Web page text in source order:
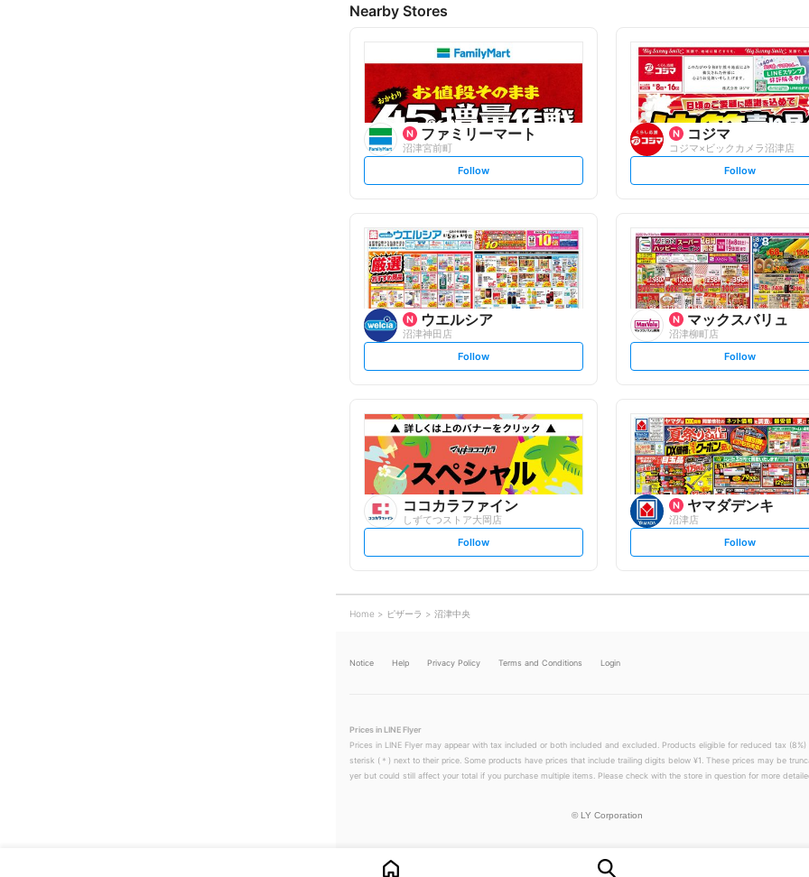
Nearby Stores
ファミリーマート
沼津宮前町
s
t
l
o
w
Follow
コジマ
コジマ×ビックカメラ沼津店
s
t
o
w
Follow
ウエルシア
沼津神田店
s
t
l
o
w
Follow
マックスバリュ
沼津柳町店
s
t
l
o
w
Follow
ココカラファイン
しずてつストア大岡店
s
t
o
w
Follow
ヤマダデンキ
沼津店
s
t
Follow
Home ピザーラ 沼津中央
Notice Help Privacy Policy Terms and Conditions Login
Prices in LINE Flyer
Prices in LINE Flyer may appear with tax included or both included and excluded. Products eligible for reduced tax (8%)
sterisk (＊) next to their price. Some products have prices that include trailing digits below ¥1. These prices may be
yer but could still affect your total if you purchase multiple items. Please check with the store in question for more
© LY Corporation